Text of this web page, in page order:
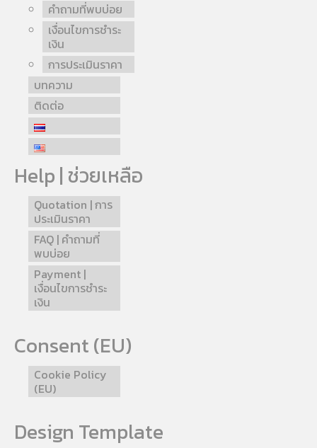
คำถามที่พบบ่อย
เงื่อนไขการชำระ
เงิน
การประเมินราคา
บทความ
ติดต่อ
Help | ช่วยเหลือ
Quotation | การ
ประเมินราคา
FAQ | คำถามที่
พบบ่อย
Payment |
เงื่อนไขการชำระ
เงิน
Consent (EU)
Cookie Policy
(EU)
Design Template